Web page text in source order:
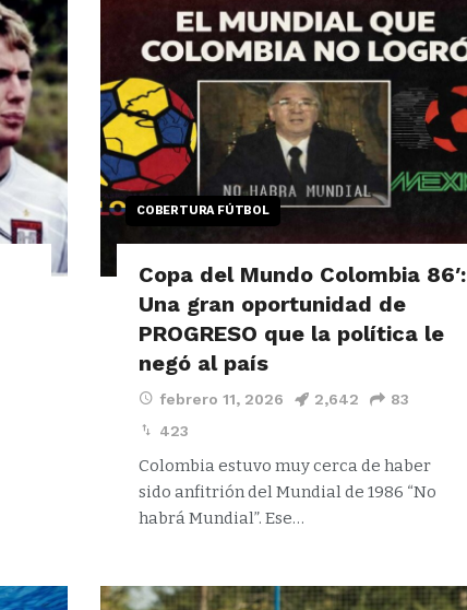
COBERTURA FÚTBOL
Copa del Mundo Colombia 86′:
Una gran oportunidad de
PROGRESO que la política le
negó al país
febrero 11, 2026 2,642
83
423
Colombia estuvo muy cerca de haber
sido anfitrión del Mundial de 1986 “No
habrá Mundial”. Ese…